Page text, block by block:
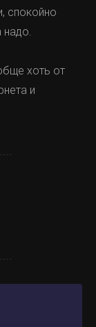
спокойно
надо.
хоть от
и